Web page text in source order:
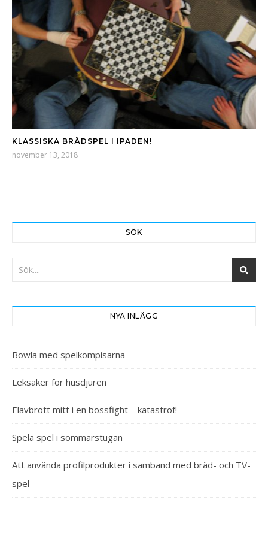
KLASSISKA BRÄDSPEL I IPADEN!
november 13, 2018
SÖK
NYA INLÄGG
Bowla med spelkompisarna
Leksaker för husdjuren
Elavbrott mitt i en bossfight – katastrof!
Spela spel i sommarstugan
Att använda profilprodukter i samband med bräd- och TV-
spel